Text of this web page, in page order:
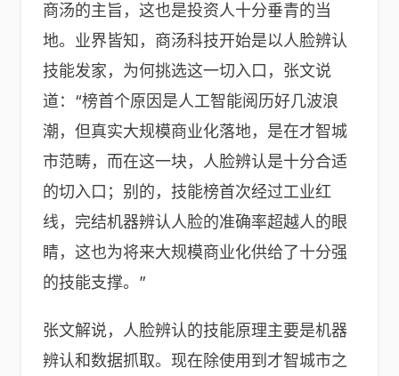
商汤的主旨，这也是投资人十分垂青的当
地。业界皆知，商汤科技开始是以人脸辨认
技能发家，为何挑选这一切入口，张文说
道：“榜首个原因是人工智能阅历好几波浪
潮，但真实大规模商业化落地，是在才智城
市范畴，而在这一块，人脸辨认是十分合适
的切入口；别的，技能榜首次经过工业红
线，完结机器辨认人脸的准确率超越人的眼
睛，这也为将来大规模商业化供给了十分强
的技能支撑。”
张文解说，人脸辨认的技能原理主要是机器
辨认和数据抓取。现在除使用到才智城市之